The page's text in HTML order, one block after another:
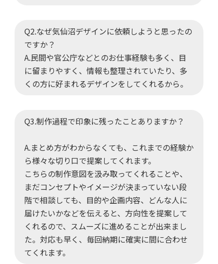
Q2.なぜ気仙沼デザインに依頼しようと思ったの
ですか？
A.民間や官公庁などとのお仕事経験も多く、目
に留まりやすく、情報も整理されていたり、多
くの方に好まれるデザインをしてくれるから。
Q3.制作過程で印象に残ったことありますか？
A.まとめ方がわからなくても、これまでの経験か
ら様々な切り口で提案してくれます。
こちらの制作意図を汲み取ってくれることや、
まだコンセプトやイメージが決まっていない段
階で相談しても、目的や企画内容、どんな人に
届けたいかなどを伝えると、方向性を提案して
くれるので、スムーズに進めることが出来まし
た。対応も早く、毎回納期に確実に間に合わせ
てくれます。